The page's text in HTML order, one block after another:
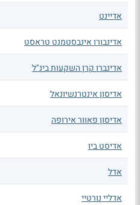
אדיינט
אדינבורו אינבסטמנט טראסט
אדינברו קרן השקעות בינ"ל
אדיסון אינטרנשיונאל
אדיסון פאוור אירופה
אדיסט ביו
אדל
אדליי נורטיי